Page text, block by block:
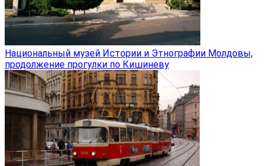
Национальный музей Истории и Этнографии Молдовы,
продолжение прогулки по Кишиневу